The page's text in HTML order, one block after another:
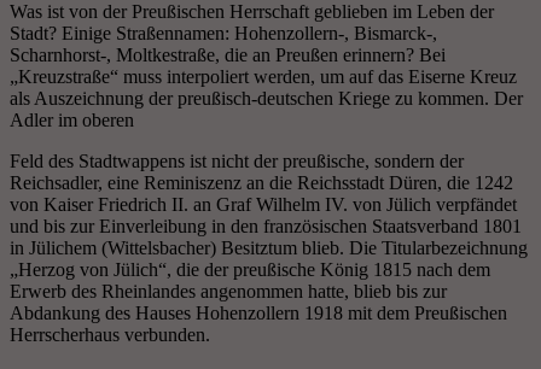
Was ist von der Preußischen Herrschaft geblieben im Leben der
Stadt? Einige Straßennamen: Hohenzollern-, Bismarck-,
Scharnhorst-, Moltkestraße, die an Preußen erinnern? Bei
„Kreuzstraße“ muss interpoliert werden, um auf das Eiserne Kreuz
als Auszeichnung der preußisch-deutschen Kriege zu kommen. Der
Adler im oberen
Feld des Stadtwappens ist nicht der preußische, sondern der
Reichsadler, eine Reminiszenz an die Reichsstadt Düren, die 1242
von Kaiser Friedrich II. an Graf Wilhelm IV. von Jülich verpfändet
und bis zur Einverleibung in den französischen Staatsverband 1801
in Jülichem (Wittelsbacher) Besitztum blieb. Die Titularbezeichnung
„Herzog von Jülich“, die der preußische König 1815 nach dem
Erwerb des Rheinlandes angenommen hatte, blieb bis zur
Abdankung des Hauses Hohenzollern 1918 mit dem Preußischen
Herrscherhaus verbunden.